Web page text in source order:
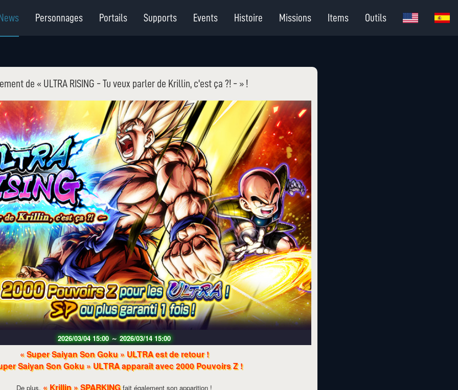
Personnages Portails Supports Events Histoire Missions Items Outils
de « ULTRA RISING - Tu veux parler de Krillin, c'est ça ?! - » !
2026/03/04 15:00～2026/03/14 15:00
« Super Saiyan Son Goku » ULTRA est de retour !
Saiyan Son Goku » ULTRA apparaît avec 2000 Pouvoirs Z !
De plus, « Krillin » SPARKINGfait également son apparition !